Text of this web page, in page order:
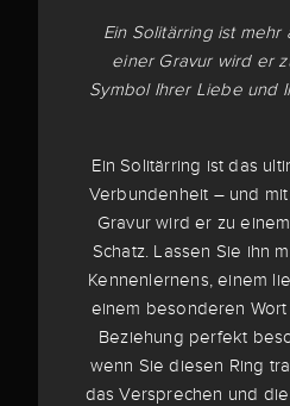
Ein Solitärring ist mehr
einer Gravur wird er
Symbol Ihrer Liebe und
Ein Solitärring ist das
Verbundenheit – und
Gravur wird er zu
Schatz. Lassen Sie ihn
Kennenlernens, einem
einem besonderen
Beziehung perfekt
wenn Sie diesen Ring
das Versprechen und